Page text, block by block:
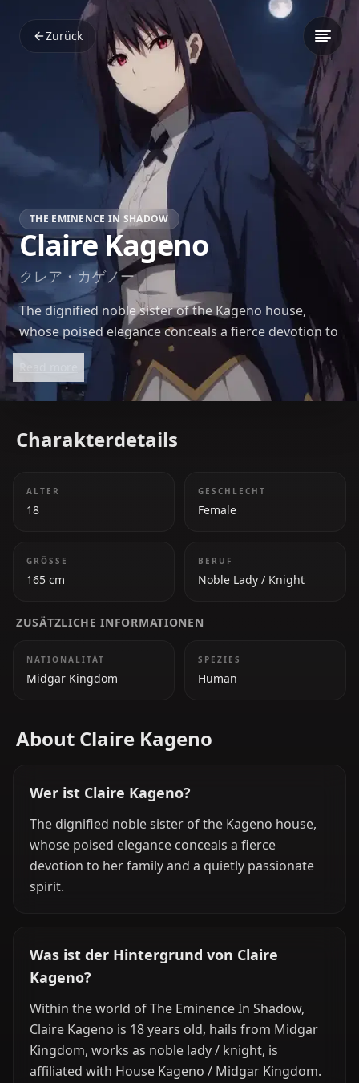
Zurück
THE EMINENCE IN SHADOW
Claire Kageno
クレア・カゲノー
The dignified noble sister of the Kageno house,
whose poised elegance conceals a fierce devotion to
her family and a quietly passionate spirit.
Read more
Charakterdetails
ALTER
18
GESCHLECHT
Female
GRÖSSE
165 cm
BERUF
Noble Lady / Knight
ZUSÄTZLICHE INFORMATIONEN
NATIONALITÄT
Midgar Kingdom
SPEZIES
Human
About Claire Kageno
Wer ist Claire Kageno?
The dignified noble sister of the Kageno house,
whose poised elegance conceals a fierce
devotion to her family and a quietly passionate
spirit.
Was ist der Hintergrund von Claire
Kageno?
Within the world of The Eminence In Shadow,
Claire Kageno is 18 years old, hails from Midgar
Kingdom, works as noble lady / knight, is
affiliated with House Kageno / Midgar Kingdom.